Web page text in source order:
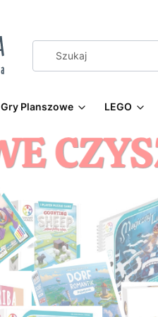
Gry Planszowe LEGO